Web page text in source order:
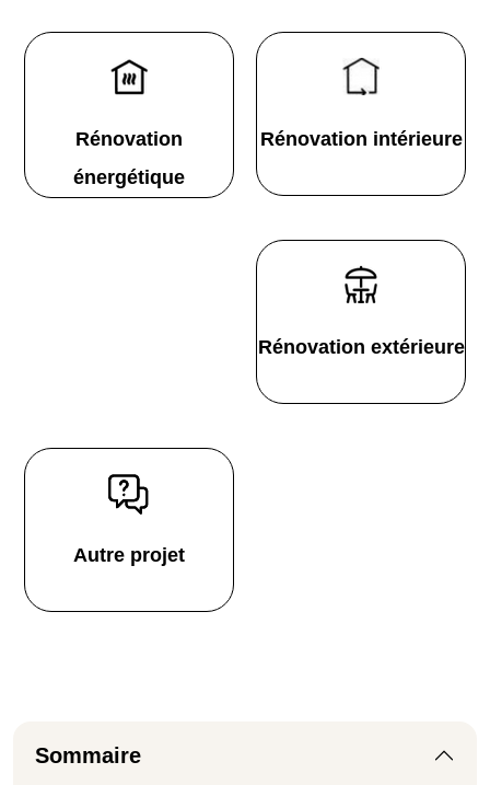
Rénovation
énergétique
Rénovation intérieure
Rénovation extérieure
Autre projet
Sommaire